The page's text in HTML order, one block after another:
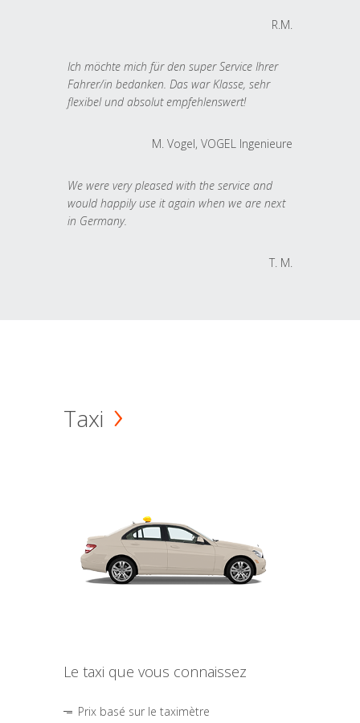
R.M.
Ich möchte mich für den super Service Ihrer
Fahrer/in bedanken. Das war Klasse, sehr
flexibel und absolut empfehlenswert!
M. Vogel, VOGEL Ingenieure
We were very pleased with the service and
would happily use it again when we are next
in Germany.
T. M.
Taxi
Le taxi que vous connaissez
Prix basé sur le taximètre